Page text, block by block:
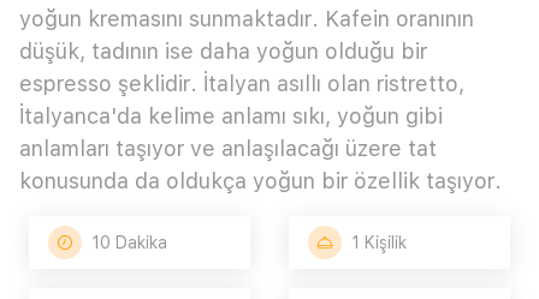
yoğun kremasını sunmaktadır. Kafein oranının
düşük, tadının ise daha yoğun olduğu bir
espresso şeklidir. İtalyan asıllı olan ristretto,
İtalyanca'da kelime anlamı sıkı, yoğun gibi
anlamları taşıyor ve anlaşılacağı üzere tat
konusunda da oldukça yoğun bir özellik taşıyor.
10 Dakika 1 Kişilik